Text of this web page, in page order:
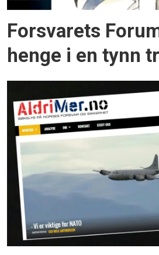
Forsvarets
henge i en tynn